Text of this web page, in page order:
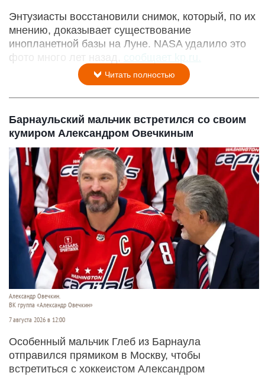
Энтузиасты восстановили снимок, который, по их
мнению, доказывает существование
инопланетной базы на Луне. NASA удалило это
фото много лет назад,
сообщает kp.ru.
Читать полностью
Барнаульский мальчик встретился со своим
кумиром Александром Овечкиным
Александр Овечкин.
ВК группа «Александр Овечкин»
7 августа 2026 в 12:00
Особенный мальчик Глеб из Барнаула
отправился прямиком в Москву, чтобы
встретиться с хоккеистом Александром